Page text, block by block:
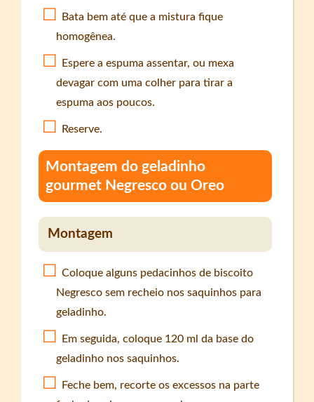
Bata bem até que a mistura fique
homogênea.
Espere a espuma assentar, ou mexa
devagar com uma colher para tirar a
espuma aos poucos.
Reserve.
Montagem do geladinho
gourmet Negresco ou Oreo
Montagem
Coloque alguns pedacinhos de biscoito
Negresco sem recheio nos saquinhos para
geladinho.
Em seguida, coloque 120 ml da base do
geladinho nos saquinhos.
Feche bem, recorte os excessos na parte